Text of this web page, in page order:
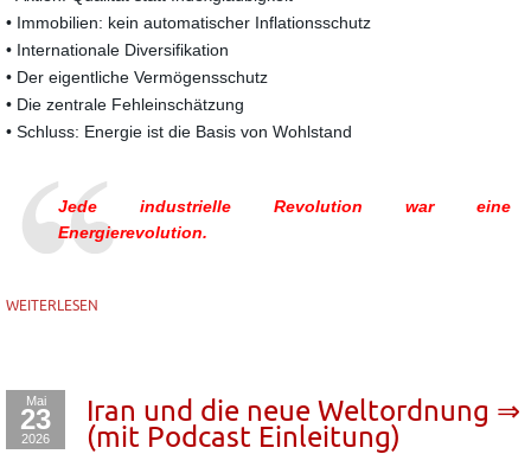
• Immobilien: kein automatischer Inflationsschutz
• Internationale Diversifikation
• Der eigentliche Vermögensschutz
• Die zentrale Fehleinschätzung
• Schluss: Energie ist die Basis von Wohlstand
Jede industrielle Revolution war eine
Energierevolution.
WEITERLESEN
Mai
23
2026
Iran und die neue Weltordnung ⇒
(mit Podcast Einleitung)